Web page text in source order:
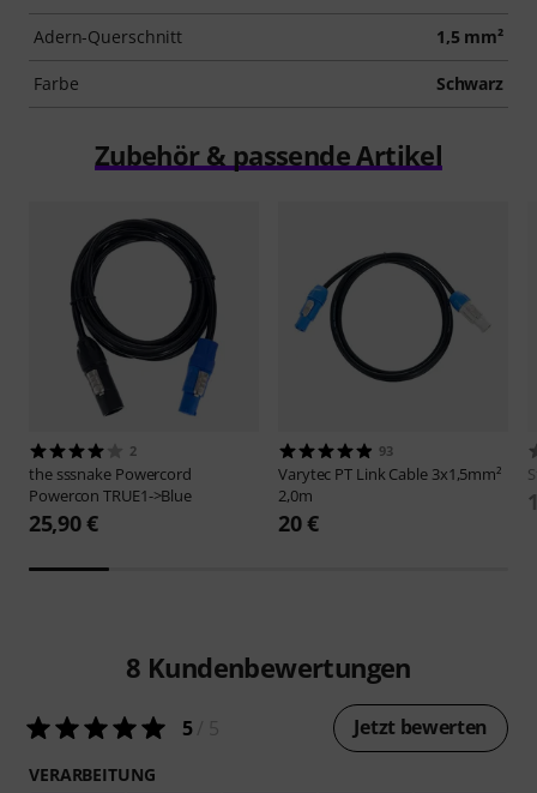
Adern-Querschnitt 1,5 mm²
Farbe Schwarz
Zubehör & passende Artikel
2
the sssnake Powercord
Powercon TRUE1->Blue
25,90 €
93
Varytec PT Link Cable 3x1,5mm²
2,0m
20 €
8 Kundenbewertungen
5/ 5 Jetzt bewerten
VERARBEITUNG